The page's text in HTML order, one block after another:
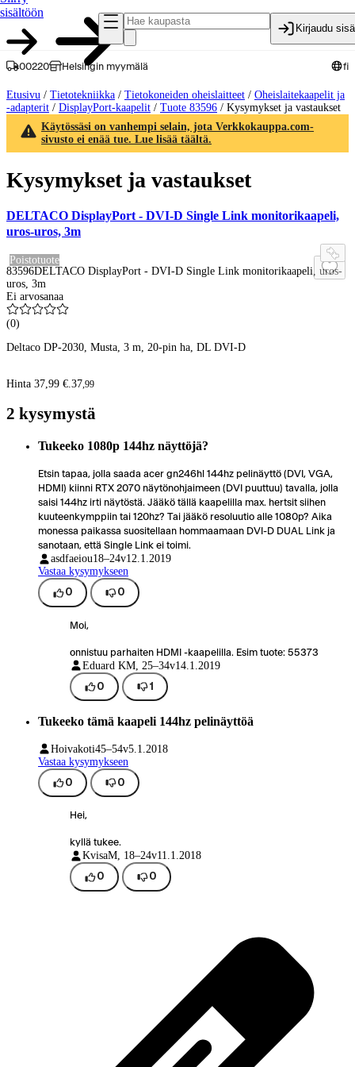
sisältöön
Kirjaudu
00220 Helsingin myymälä fi
Etusivu / Tietotekniikka / Tietokoneiden oheislaitteet / Oheislaitekaapelit ja
-adapterit / DisplayPort-kaapelit / Tuote 83596 / Kysymykset ja vastaukset
Käytössäsi on vanhempi selain, jota Verkkokauppa.com-
sivusto ei enää tue. Lue lisää täältä.
Kysymykset ja vastaukset
DELTACO DisplayPort - DVI-D Single Link monitorikaapeli,
uros-uros, 3m
Poistotuote
83596DELTACO DisplayPort - DVI-D Single Link monitorikaapeli, uros-
uros, 3m
Ei arvosanaa
(0)
Deltaco DP-2030, Musta, 3 m, 20-pin ha, DL DVI-D
Hinta 37,99 €. 37,99
2 kysymystä
Tukeeko 1080p 144hz näyttöjä?
Etsin tapaa, jolla saada acer gn246hl 144hz pelinäyttö (DVI, VGA,
HDMI) kiinni RTX 2070 näytönohjaimeen (DVI puuttuu) tavalla, jolla
saisi 144hz irti näytöstä. Jääkö tällä kaapelilla max. hertsit siihen
kuuteenkymppiin tai 120hz? Tai jääkö resoluutio alle 1080p? Aika
monessa paikassa suositellaan hommaamaan DVI-D DUAL Link ja
sanotaan, että Single Link ei toimi.
asdfaeiou18–24v12.1.2019
Vastaa kysymykseen
0 0
Moi,
onnistuu parhaiten HDMI -kaapelilla. Esim tuote: 55373
Eduard KM, 25–34v14.1.2019
0 1
Tukeeko tämä kaapeli 144hz pelinäyttöä
Hoivakoti45–54v5.1.2018
Vastaa kysymykseen
0 0
Hei,
kyllä tukee.
KvisaM, 18–24v11.1.2018
0 0